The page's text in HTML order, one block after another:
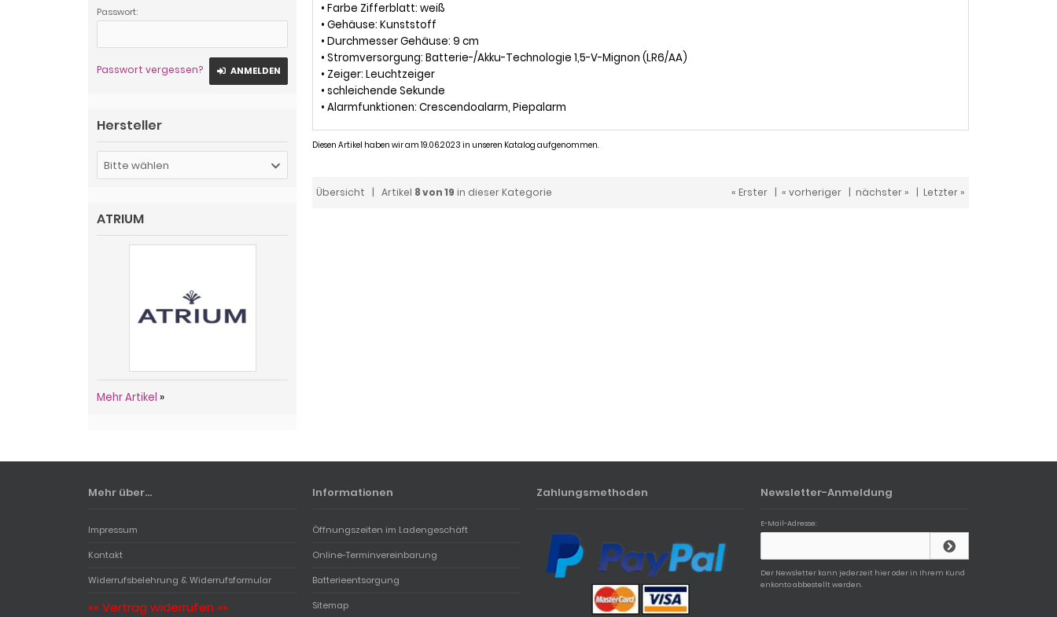
• Farbe Zifferblatt: weiß
• Gehäuse: Kunststoff
• Durchmesser Gehäuse: 9 cm
• Stromversorgung: Batterie-/Akku-Technologie 1,5-V-Mignon (LR6/AA)
• Zeiger: Leuchtzeiger
• schleichende Sekunde
• Alarmfunktionen: Crescendoalarm, Piepalarm
Diesen Artikel haben wir am 19.06.2023 in unseren Katalog aufgenommen.
Übersicht | Artikel 8 von 19 in dieser Kategorie « Erster | « vorheriger | nächster » | Letzter »
Passwort:
Passwort vergessen? ANMELDEN
Hersteller
Bitte wählen
ATRIUM
Mehr Artikel »
Mehr über...
Impressum
Kontakt
Widerrufsbelehrung & Widerrufsformular
«« Vertrag widerrufen »»
Informationen
Öffnungszeiten im Ladengeschäft
Online-Terminvereinbarung
Batterieentsorgung
Sitemap
Zahlungsmethoden Newsletter-Anmeldung
E-Mail-Adresse:
Der Newsletter kann jederzeit hier oder in Ihrem Kund
enkonto abbestellt werden.